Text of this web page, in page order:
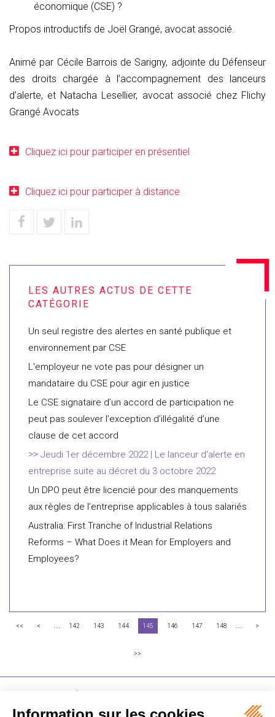
économique (CSE) ?
Propos introductifs de Joël Grangé, avocat associé.
Animé par Cécile Barrois de Sarigny, adjointe du Défenseur
des droits chargée à l’accompagnement des lanceurs
d’alerte, et Natacha Lesellier, avocat associé chez Flichy
Grangé Avocats
Cliquez ici pour participer en présentiel
Cliquez ici pour participer à distance
Un seul registre des alertes en santé publique et
environnement par CSE
L'employeur ne vote pas pour désigner un
mandataire du CSE pour agir en justice
Le CSE signataire d’un accord de participation ne
peut pas soulever l’exception d’illégalité d’une
clause de cet accord
Jeudi 1er décembre 2022 | Le lanceur d'alerte en
entreprise suite au décret du 3 octobre 2022
Un DPO peut être licencié pour des manquements
aux règles de l’entreprise applicables à tous salariés
Australia: First Tranche of Industrial Relations
Reforms – What Does it Mean for Employers and
Employees?
<< < ... 142 143 144 145 146 147 148 ... >
>>
16-18 Rue du 4 Septembre - 75002 Paris